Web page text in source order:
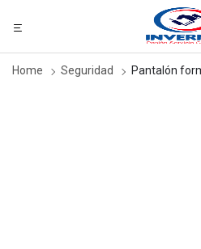
Home Seguridad Pantalón